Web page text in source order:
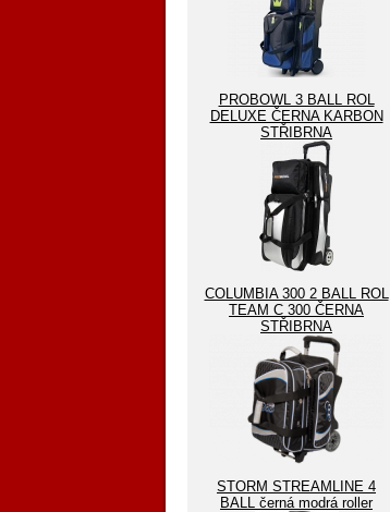
PROBOWL 3 BALL ROL
DELUXE ČERNA KARBON
STŘIBRNA
COLUMBIA 300 2 BALL ROL
TEAM C 300 ČERNA
STŘIBRNA
STORM STREAMLINE 4
BALL černá modrá roller